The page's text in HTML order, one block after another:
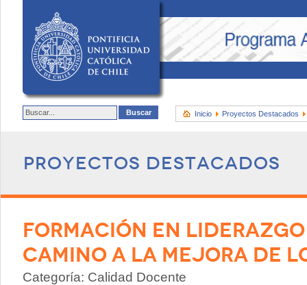
Inicio Proyectos Destacados
Proyectos destacados
FORMACIÓN EN
CAMINO A LA MEJORA DE
Categoría: Calidad Docente